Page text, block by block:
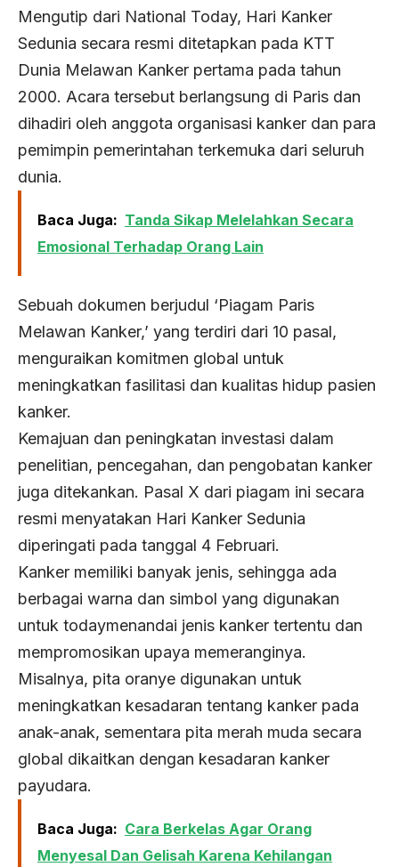
Mengutip dari National Today, Hari Kanker
Sedunia secara resmi ditetapkan pada KTT
Dunia Melawan Kanker pertama pada tahun
2000. Acara tersebut berlangsung di Paris dan
dihadiri oleh anggota organisasi kanker dan para
pemimpin pemerintahan terkemuka dari seluruh
dunia.
Baca Juga: Tanda Sikap Melelahkan Secara
Emosional Terhadap Orang Lain
Sebuah dokumen berjudul ‘Piagam Paris
Melawan Kanker,’ yang terdiri dari 10 pasal,
menguraikan komitmen global untuk
meningkatkan fasilitasi dan kualitas hidup pasien
kanker.
Kemajuan dan peningkatan investasi dalam
penelitian, pencegahan, dan pengobatan kanker
juga ditekankan. Pasal X dari piagam ini secara
resmi menyatakan Hari Kanker Sedunia
diperingati pada tanggal 4 Februari.
Kanker memiliki banyak jenis, sehingga ada
berbagai warna dan simbol yang digunakan
untuk todaymenandai jenis kanker tertentu dan
mempromosikan upaya memeranginya.
Misalnya, pita oranye digunakan untuk
meningkatkan kesadaran tentang kanker pada
anak-anak, sementara pita merah muda secara
global dikaitkan dengan kesadaran kanker
payudara.
Baca Juga: Cara Berkelas Agar Orang
Menyesal Dan Gelisah Karena Kehilangan